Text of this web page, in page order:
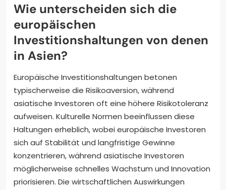
Wie unterscheiden sich die
europäischen
Investitionshaltungen von denen
in Asien?
Europäische Investitionshaltungen betonen
typischerweise die Risikoaversion, während
asiatische Investoren oft eine höhere Risikotoleranz
aufweisen. Kulturelle Normen beeinflussen diese
Haltungen erheblich, wobei europäische Investoren
sich auf Stabilität und langfristige Gewinne
konzentrieren, während asiatische Investoren
möglicherweise schnelles Wachstum und Innovation
priorisieren. Die wirtschaftlichen Auswirkungen